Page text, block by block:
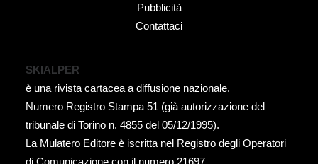
Pubblicità
Contattaci
SKIALPER
è una rivista cartacea a diffusione nazionale.
Numero Registro Stampa 51 (già autorizzazione del
tribunale di Torino n. 4855 del 05/12/1995).
La Mulatero Editore è iscritta nel Registro degli Operatori
di Comunicazione con il numero 21697